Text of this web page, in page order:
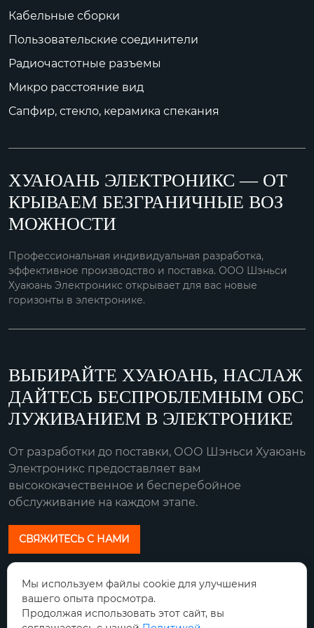
Кабельные сборки
Пользовательские соединители
Радиочастотные разъемы
Микро расстояние вид
Сапфир, стекло, керамика спекания
ХУАЮАНЬ ЭЛЕКТРОНИКС — ОТ
КРЫВАЕМ БЕЗГРАНИЧНЫЕ ВОЗ
МОЖНОСТИ
Профессиональная индивидуальная разработка,
эффективное производство и поставка. ООО Шэньси
Хуаюань Электроникс открывает для вас новые
горизонты в электронике.
ВЫБИРАЙТЕ ХУАЮАНЬ, НАСЛАЖ
ДАЙТЕСЬ БЕСПРОБЛЕМНЫМ ОБС
ЛУЖИВАНИЕМ В ЭЛЕКТРОНИКЕ
От разработки до поставки, ООО Шэньси Хуаюань
Электроникс предоставляет вам
высококачественное и бесперебойное
обслуживание на каждом этапе.
СВЯЖИТЕСЬ С НАМИ
Наш адрес:
Город Сяньян, провинция Шэньси циньду
Район Авеню синхо Китайская
Мы используем файлы cookie для улучшения
вашего опыта просмотра.
Продолжая использовать этот сайт, вы